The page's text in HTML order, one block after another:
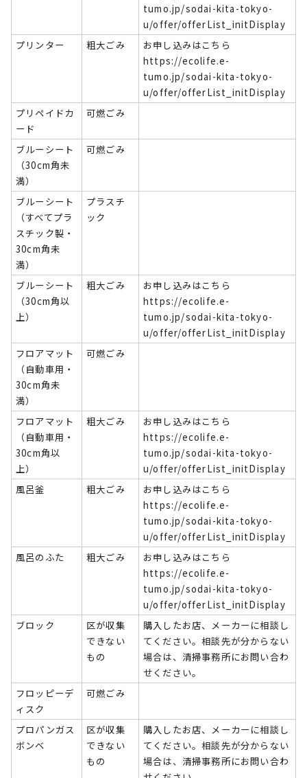
tumo.jp/sodai-kita-tokyo-
u/offer/offerList_initDisplay
プリンター
粗大ごみ
お申し込みはこちら
https://ecolife.e-
tumo.jp/sodai-kita-tokyo-
u/offer/offerList_initDisplay
プリペイドカ
ード
可燃ごみ
ブルーシート
（30cm角未
満）
可燃ごみ
ブルーシート
（すべてプラ
スチック製・
30cm角未
満）
プラスチ
ック
ブルーシート
（30cm角以
上）
粗大ごみ
お申し込みはこちら
https://ecolife.e-
tumo.jp/sodai-kita-tokyo-
u/offer/offerList_initDisplay
フロアマット
（自動車用・
30cm角未
満）
可燃ごみ
フロアマット
（自動車用・
30cm角以
上）
粗大ごみ
お申し込みはこちら
https://ecolife.e-
tumo.jp/sodai-kita-tokyo-
u/offer/offerList_initDisplay
風呂釜
粗大ごみ
お申し込みはこちら
https://ecolife.e-
tumo.jp/sodai-kita-tokyo-
u/offer/offerList_initDisplay
風呂のふた
粗大ごみ
お申し込みはこちら
https://ecolife.e-
tumo.jp/sodai-kita-tokyo-
u/offer/offerList_initDisplay
ブロック
区が収集
できない
もの
購入したお店、メーカーに相談し
てください。相談先が分からない
場合は、清掃事務所にお問い合わ
せください。
フロッピーデ
ィスク
可燃ごみ
プロパンガス
ボンベ
区が収集
できない
もの
購入したお店、メーカーに相談し
てください。相談先が分からない
場合は、清掃事務所にお問い合わ